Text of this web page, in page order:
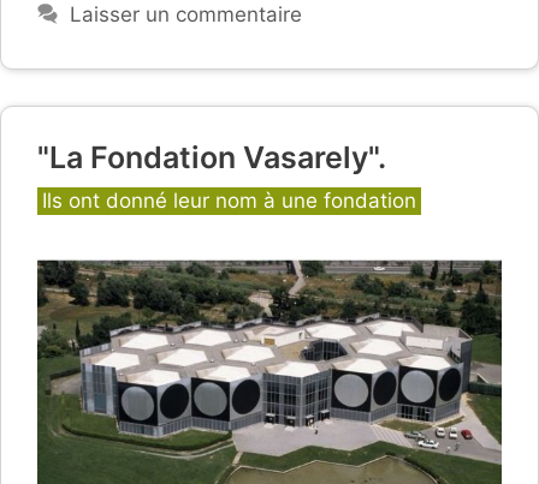
Laisser un commentaire
"La Fondation Vasarely".
Catégories
Ils ont donné leur nom à une fondation